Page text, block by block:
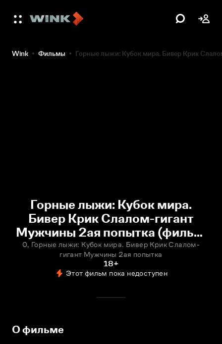
Wink Фильмы Горные лыжи: Кубок мира. Бивер Крик
Горные лыжи: Кубок мира.
Бивер Крик Слалом-гигант
Мужчины 2ая попытка (фильм,
0) смотреть онлайн
0, Горные лыжи: Кубок мира. Бивер Крик Слалом-
гигант Мужчины 2ая попытка
18+
Этот фильм пока недоступен
О фильме